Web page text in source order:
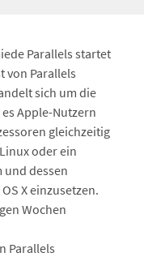
Parallels startet
von Parallels
sich um die
Apple-Nutzern
gleichzeitig
oder ein
und dessen
X einzusetzen.
Wochen
Parallels